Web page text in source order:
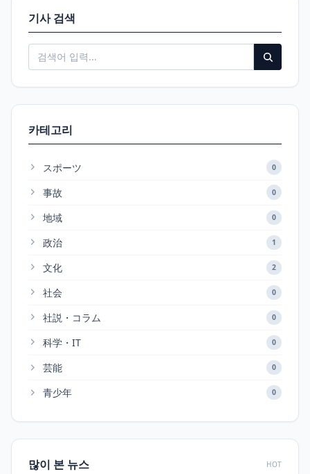
기사 검색
카테고리
スポーツ 0
事故 0
地域 0
政治 1
文化 2
社会 0
社説・コラム 0
科学・IT 0
芸能 0
青少年 0
많이 본 뉴스 HOT